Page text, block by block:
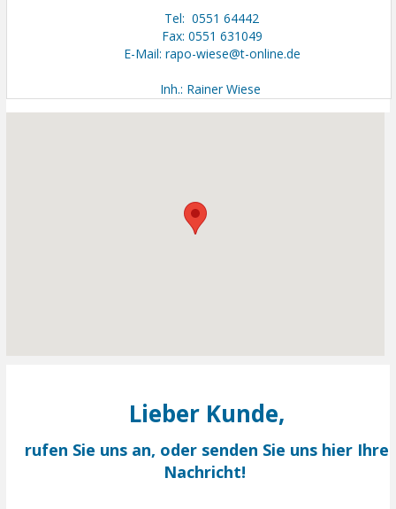
Tel: 0551 64442
Fax: 0551 631049
E-Mail: rapo-wiese@t-online.de
Inh.: Rainer Wiese
Lieber Kunde,
rufen Sie uns an, oder senden Sie uns hier Ihre
Nachricht!